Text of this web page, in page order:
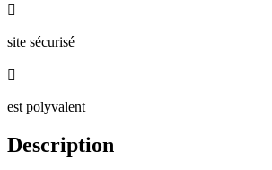

site sécurisé

est polyvalent
Description